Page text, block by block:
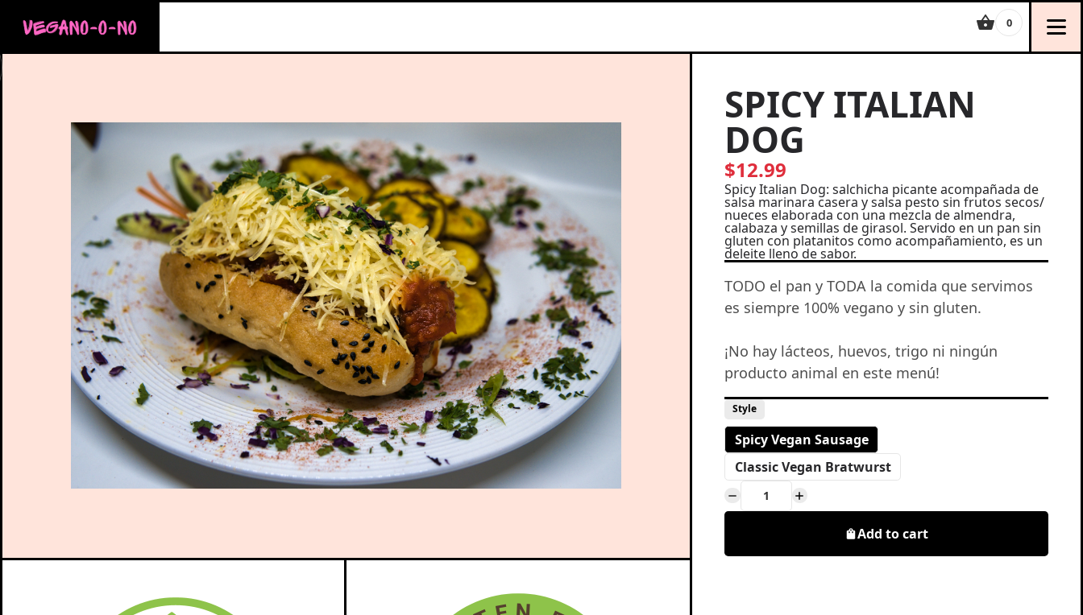
0
SPICY ITALIAN
DOG
$12.99
Spicy Italian Dog: salchicha picante acompañada de
salsa marinara casera y salsa pesto sin frutos secos/
nueces elaborada con una mezcla de almendra,
calabaza y semillas de girasol. Servido en un pan sin
gluten con platanitos como acompañamiento, es un
deleite lleno de sabor.
TODO el pan y TODA la comida que servimos
es siempre 100% vegano y sin gluten.
¡No hay lácteos, huevos, trigo ni ningún
producto animal en este menú!
Style
Spicy Vegan Sausage
Classic Vegan Bratwurst
Add to cart